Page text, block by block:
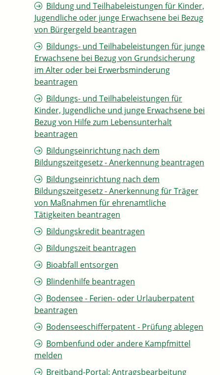
Bildung und Teilhabeleistungen für Kinder,
Jugendliche oder junge Erwachsene bei Bezug
von Bürgergeld beantragen
Bildungs- und Teilhabeleistungen für junge
Erwachsene bei Bezug von Grundsicherung
im Alter oder bei Erwerbsminderung
beantragen
Bildungs- und Teilhabeleistungen für
Kinder, Jugendliche und junge Erwachsene bei
Bezug von Hilfe zum Lebensunterhalt
beantragen
Bildungseinrichtung nach dem
Bildungszeitgesetz - Anerkennung beantragen
Bildungseinrichtung nach dem
Bildungszeitgesetz - Anerkennung für Träger
von Maßnahmen für ehrenamtliche
Tätigkeiten beantragen
Bildungskredit beantragen
Bildungszeit beantragen
Bioabfall entsorgen
Blindenhilfe beantragen
Bodensee - Ferien- oder Urlauberpatent
beantragen
Bodenseeschifferpatent - Prüfung ablegen
Bombenfund oder andere Kampfmittel
melden
Breitband-Portal: Antragsbearbeitung